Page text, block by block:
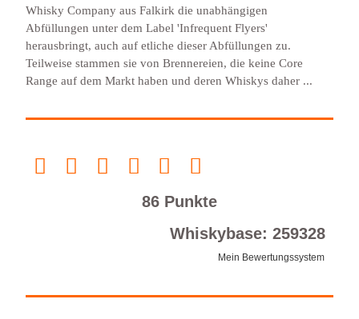
Whisky Company aus Falkirk die unabhängigen
Abfüllungen unter dem Label 'Infrequent Flyers'
herausbringt, auch auf etliche dieser Abfüllungen zu.
Teilweise stammen sie von Brennereien, die keine Core
Range auf dem Markt haben und deren Whiskys daher ...
86 Punkte
Whiskybase: 259328
Mein Bewertungssystem